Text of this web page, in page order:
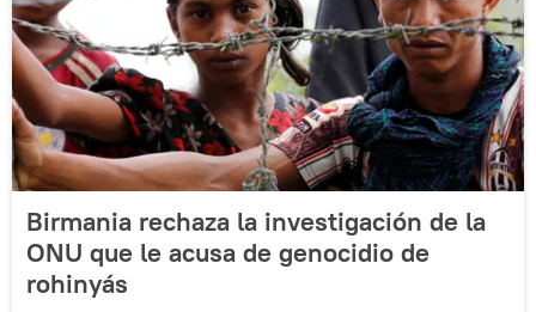
Birmania rechaza la investigación de la
ONU que le acusa de genocidio de
rohinyás